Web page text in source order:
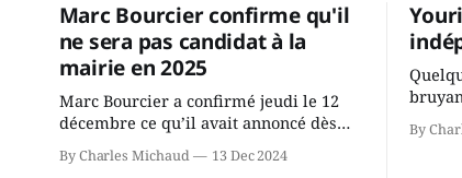
Marc Bourcier confirme qu'il
ne sera pas candidat à la
mairie en 2025
Marc Bourcier a confirmé jeudi le 12
décembre ce qu’il avait annoncé dès
2021: il ne sollicitera pas de deuxième
mandat à titre de maire de Saint-
By Charles Michaud 13 Dec 2024
By